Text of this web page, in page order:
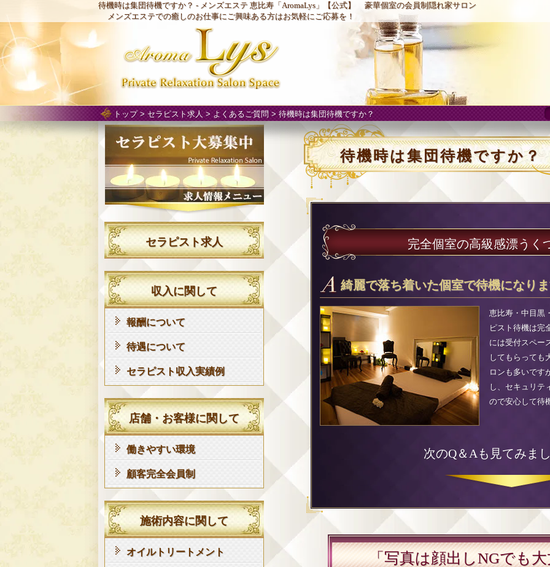
待機時は集団待機ですか？ - メンズエステ 恵比寿「AromaLys」【公式】
豪華個室の会員制隠れ家サロン
メンズエステでの癒しのお仕事にご興味ある方はお気軽にご応募を！
トップ> セラピスト求人 >よくあるご質問 > 待機時は集団待機ですか？
待機時は集団待機ですか？
完全個室の高級感漂うく
綺麗で落ち着いた個室で待機になり
恵比寿・中目黒
ピスト待機は完
には受付スペー
してもらっても
ロンも多いです
し、セキュリテ
ので安心して待
次のQ＆Aも見てみま
「写真は顔出しNGでも
セラピスト求人
収入に関して
報酬について
待遇について
セラピスト収入実績例
店舗・お客様に関して
働きやすい環境
顧客完全会員制
施術内容に関して
オイルトリートメント